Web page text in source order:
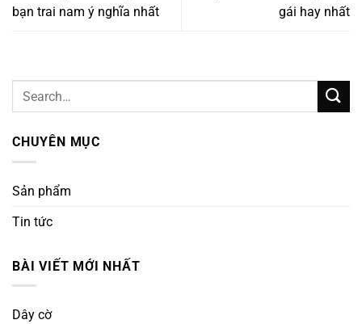
bạn trai nam ý nghĩa nhất
gái hay nhất
CHUYÊN MỤC
Sản phẩm
Tin tức
BÀI VIẾT MỚI NHẤT
Dây cờ